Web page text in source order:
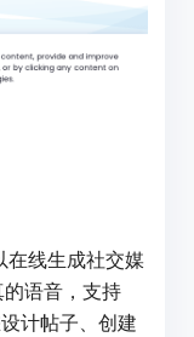
在线生成社交媒
语音，支持
计帖子、创建